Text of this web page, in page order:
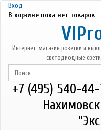
Перейти к основному содержанию
Вход
В корзине пока нет товаров
Интернет-магазин розетки и
светодиодные
+7 (495) 540-44-